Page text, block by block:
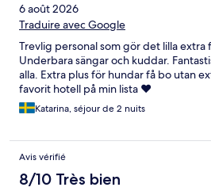
6 août 2026
Traduire avec Google
Trevlig personal som gör det lilla extra
Underbara sängar och kuddar.
alla. Extra plus för hundar få bo utan
favorit hotell på min lista ❤️
Katarina, séjour de 2 nuits
Avis vérifié
8/10 Très bien